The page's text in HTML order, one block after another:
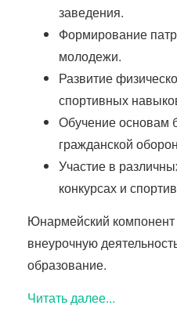
заведения.
Формирование
молодежи.
Развитие
спортивных
Обучение основам
гражданской
Участие в
конкурсах и
Юнармейский компонент
внеурочную
образование.
Читать далее...